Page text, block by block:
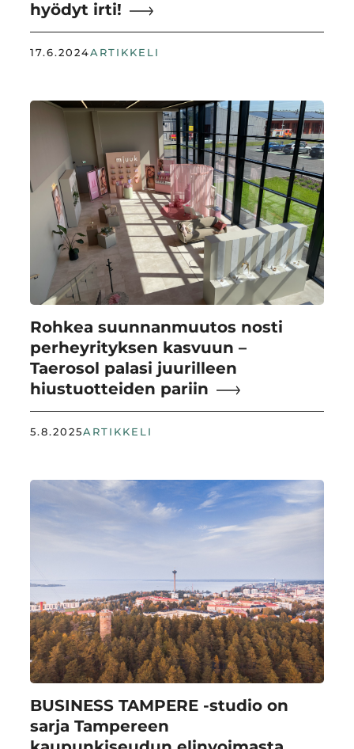
hyödyt irti!
17.6.2024ARTIKKELI
Rohkea suunnanmuutos nosti
perheyrityksen kasvuun –
Taerosol palasi juurilleen
hiustuotteiden pariin
5.8.2025ARTIKKELI
BUSINESS TAMPERE -studio on
sarja Tampereen